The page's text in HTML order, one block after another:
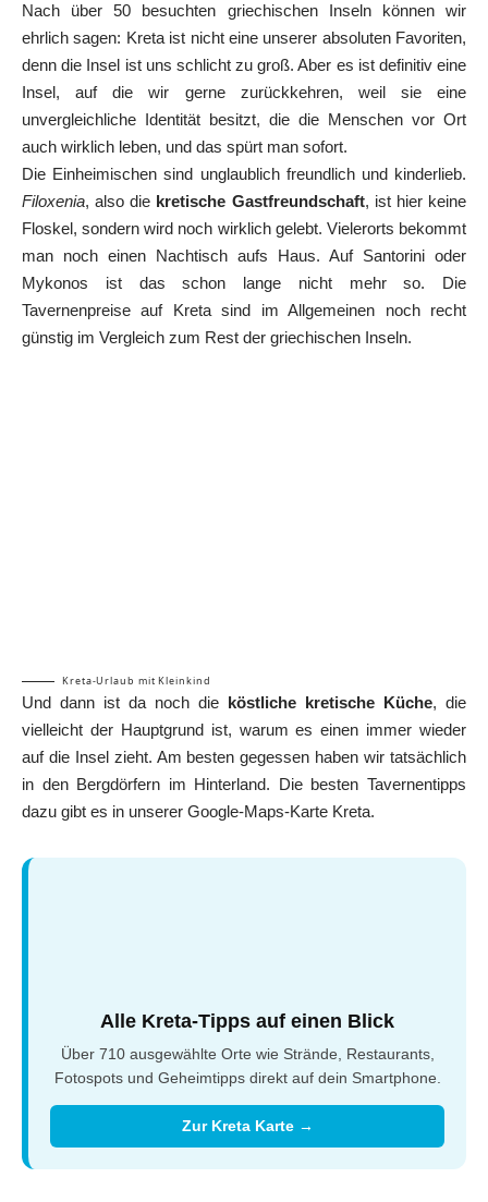
Nach über 50 besuchten griechischen Inseln können wir
ehrlich sagen: Kreta ist nicht eine unserer absoluten Favoriten,
denn die Insel ist uns schlicht zu groß. Aber es ist definitiv eine
Insel, auf die wir gerne zurückkehren, weil sie eine
unvergleichliche Identität besitzt, die die Menschen vor Ort
auch wirklich leben, und das spürt man sofort.
Die Einheimischen sind unglaublich freundlich und kinderlieb.
Filoxenia, also die kretische Gastfreundschaft, ist hier keine
Floskel, sondern wird noch wirklich gelebt. Vielerorts bekommt
man noch einen Nachtisch aufs Haus. Auf Santorini oder
Mykonos ist das schon lange nicht mehr so. Die
Tavernenpreise auf Kreta sind im Allgemeinen noch recht
günstig im Vergleich zum Rest der griechischen Inseln.
Kreta-Urlaub mit Kleinkind
Und dann ist da noch die köstliche kretische Küche, die
vielleicht der Hauptgrund ist, warum es einen immer wieder
auf die Insel zieht. Am besten gegessen haben wir tatsächlich
in den Bergdörfern im Hinterland. Die besten Tavernentipps
dazu gibt es in unserer Google-Maps-Karte Kreta.
Alle Kreta-Tipps auf einen Blick
Über 710 ausgewählte Orte wie Strände, Restaurants,
Fotospots und Geheimtipps direkt auf dein Smartphone.
Zur Kreta Karte →